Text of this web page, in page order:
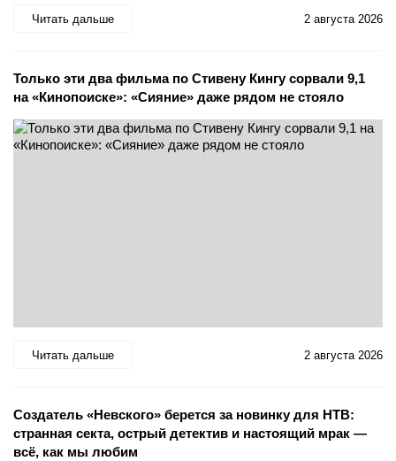
Читать дальше 2 августа 2026
Только эти два фильма по Стивену Кингу сорвали 9,1
на «Кинопоиске»: «Сияние» даже рядом не стояло
Читать дальше 2 августа 2026
Создатель «Невского» берется за новинку для НТВ:
странная секта, острый детектив и настоящий мрак —
всё, как мы любим